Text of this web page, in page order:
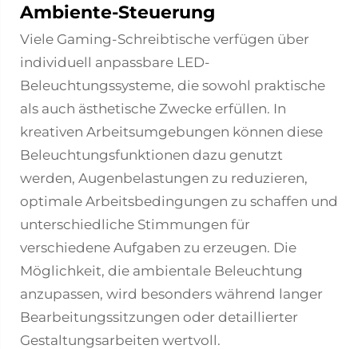
Ambiente-Steuerung
Viele Gaming-Schreibtische verfügen über
individuell anpassbare LED-
Beleuchtungssysteme, die sowohl praktische
als auch ästhetische Zwecke erfüllen. In
kreativen Arbeitsumgebungen können diese
Beleuchtungsfunktionen dazu genutzt
werden, Augenbelastungen zu reduzieren,
optimale Arbeitsbedingungen zu schaffen und
unterschiedliche Stimmungen für
verschiedene Aufgaben zu erzeugen. Die
Möglichkeit, die ambientale Beleuchtung
anzupassen, wird besonders während langer
Bearbeitungssitzungen oder detaillierter
Gestaltungsarbeiten wertvoll.